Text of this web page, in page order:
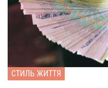
СТИЛЬ ЖИТТЯ